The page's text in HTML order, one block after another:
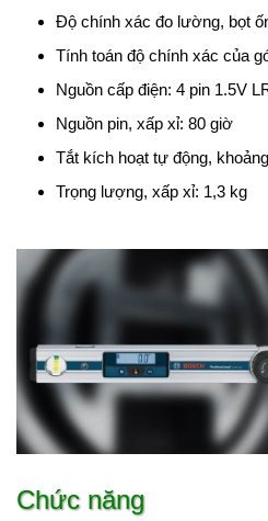
Độ chính xác đo lường, bọt
Tính toán độ chính xác của
Nguồn cấp điện: 4 pin 1.5V
Nguồn pin, xấp xỉ: 80 giờ
Tắt kích hoạt tự động,
Trọng lượng, xấp xỉ: 1,3 kg
Chức năng